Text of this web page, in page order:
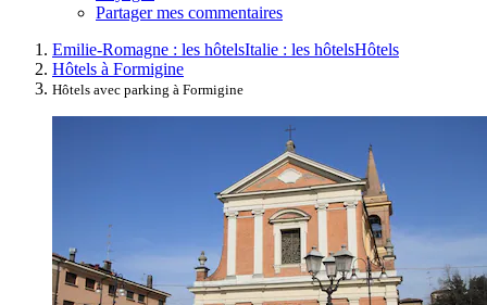
Partager mes commentaires
Emilie-Romagne : les hôtelsItalie : les hôtelsHôtels
Hôtels à Formigine
Hôtels avec parking à Formigine